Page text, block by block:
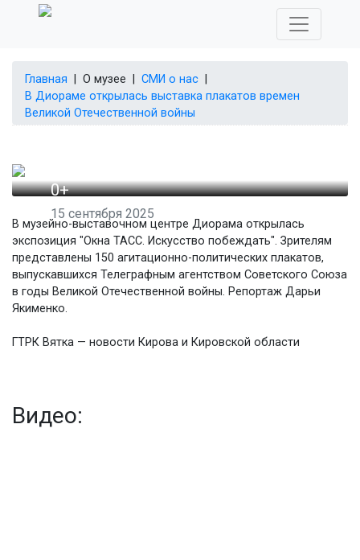
Главная О музее СМИ о нас
В Диораме открылась выставка плакатов времен
Великой Отечественной войны
0+
15 сентября 2025
В Диораме
открылась выставка
плакатов времен
Великой
В музейно-выставочном центре Диорама открылась
экспозиция "Окна ТАСС. Искусство побеждать". Зрителям
представлены 150 агитационно-политических плакатов,
выпускавшихся Телеграфным агентством Советского Союза
в годы Великой Отечественной войны. Репортаж Дарьи
Якименко.
ГТРК Вятка — новости Кирова и Кировской области
Видео: